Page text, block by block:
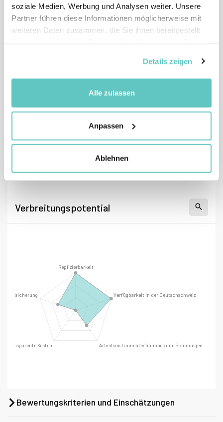
soziale Medien, Werbung und Analysen weiter. Unsere
Partner führen diese Informationen möglicherweise mit
weiteren Daten zusammen, die Sie ihnen bereitgestellt
Details zeigen
Alle zulassen
Anpassen
Ablehnen
Wirksamkeitspotential
Verbreitungspotential
Bewertungskriterien und Einschätzungen